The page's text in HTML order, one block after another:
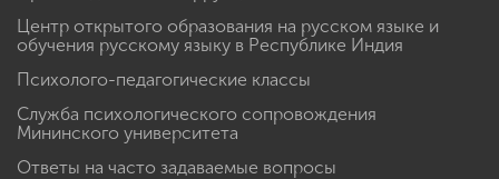
Центр открытого образования на русском языке и
обучения русскому языку в Республике Индия
Психолого-педагогические классы
Служба психологического сопровождения
Мининского университета
Ответы на часто задаваемые вопросы